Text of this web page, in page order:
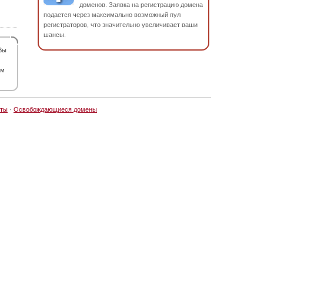
доменов. Заявка на регистрацию домена
подается через максимально возможный пул
регистраторов, что значительно увеличивает ваши
шансы.
· Освобождающиеся домены